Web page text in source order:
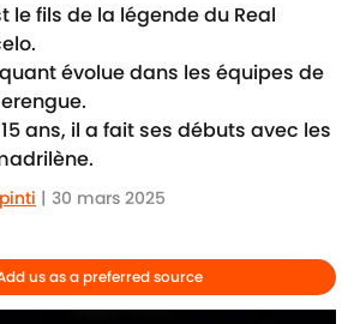
le fils de la légende du Real
évolue dans les équipes de
ans, il a fait ses débuts avec les
| 30 mars 2025
us as a preferred source